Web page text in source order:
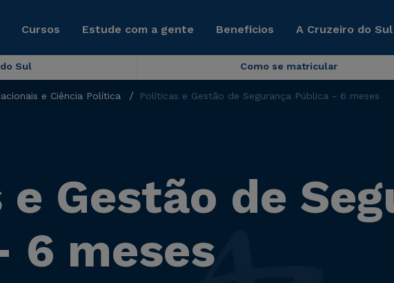
Cursos Estude com a gente Benefícios A Cruzeiro do
Sul Como se matricular
e Ciência Política Políticas e Gestão de Segurança Pública - 6 meses
Gestão de
6 meses